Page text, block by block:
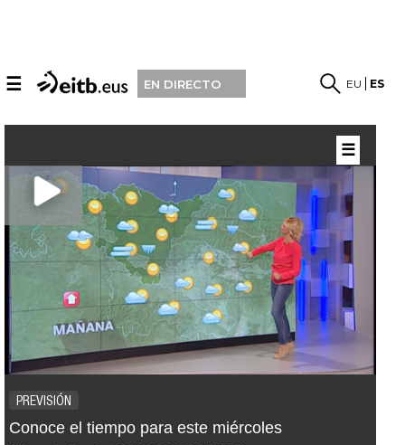
☰ EN DIRECTO EU ES
PREVISIÓN
Conoce el tiempo para este miércoles
☰